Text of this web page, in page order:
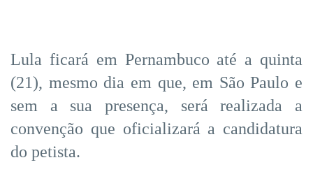
Lula ficará em Pernambuco até a quinta
(21), mesmo dia em que, em São Paulo e
sem a sua presença, será realizada a
convenção que oficializará a candidatura
do petista.